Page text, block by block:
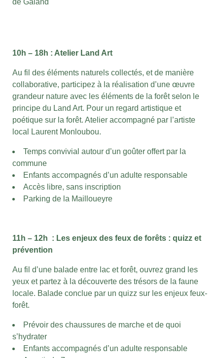
de Galand
10h – 18h : Atelier Land Art
Au fil des éléments naturels collectés, et de manière
collaborative, participez à la réalisation d’une œuvre
grandeur nature avec les éléments de la forêt selon le
principe du Land Art. Pour un regard artistique et
poétique sur la forêt. Atelier accompagné par l’artiste
local Laurent Monloubou.
Temps convivial autour d’un goûter offert par la
commune
Enfants accompagnés d’un adulte responsable
Accès libre, sans inscription
Parking de la Mailloueyre
11h – 12h : Les enjeux des feux de forêts : quizz et
prévention
Au fil d’une balade entre lac et forêt, ouvrez grand les
yeux et partez à la découverte des trésors de la faune
locale. Balade conclue par un quizz sur les enjeux feux-
forêt.
Prévoir des chaussures de marche et de quoi
s’hydrater
Enfants accompagnés d’un adulte responsable